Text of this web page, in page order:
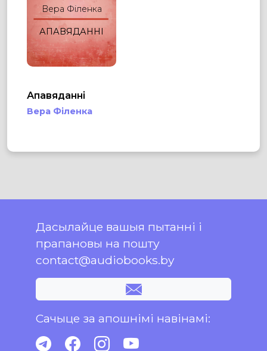
Вера Філенка
АПАВЯДАННІ
Апавяданні
Вера Філенка
Дасылайце вашыя пытанні і
прапановы на пошту
contact@audiobooks.by
Сачыце за апошнімі навінамі: